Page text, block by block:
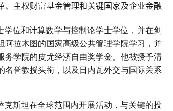
主权财富基金管理和关键国家及企业金融
位和计算数学与控制论学士学位，并在剑
拉木图的国家高级公共管理学院学习，并
学院的皮尤经济自由奖学金。他被授予清
誉教授头衔，以及日内瓦外交与国际关系
克斯坦在全球范围内开展活动，与关键的投